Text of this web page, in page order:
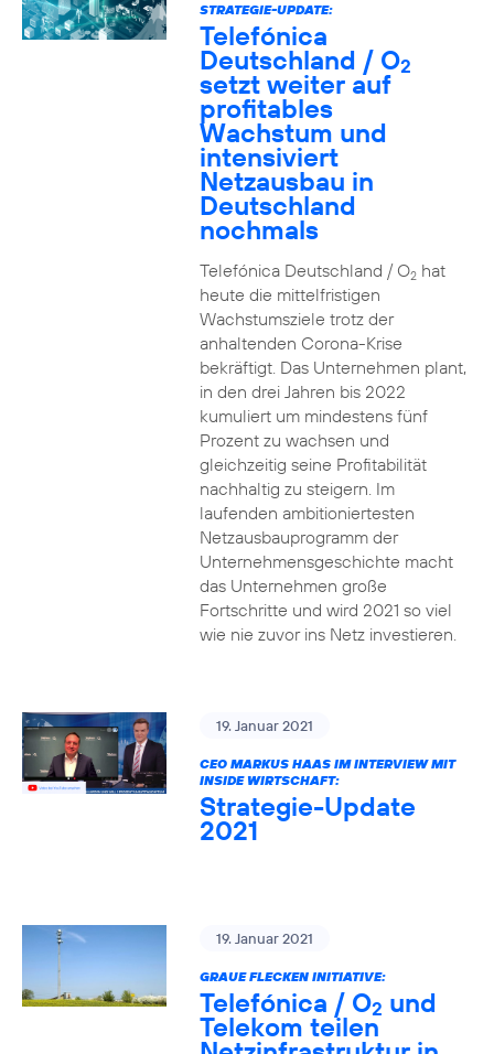
STRATEGIE-UPDATE:
Telefónica
Deutschland / O2
setzt weiter auf
profitables
Wachstum und
intensiviert
Netzausbau in
Deutschland
nochmals
Telefónica Deutschland / O2hat
heute die mittelfristigen
Wachstumsziele trotz der
anhaltenden Corona-Krise
bekräftigt. Das Unternehmen plant,
in den drei Jahren bis 2022
kumuliert um mindestens fünf
Prozent zu wachsen und
gleichzeitig seine Profitabilität
nachhaltig zu steigern. Im
laufenden ambitioniertesten
Netzausbauprogramm der
Unternehmensgeschichte macht
das Unternehmen große
Fortschritte und wird 2021 so viel
wie nie zuvor ins Netz investieren.
19. Januar 2021
CEO MARKUS HAAS IM INTERVIEW MIT
INSIDE WIRTSCHAFT:
Strategie-Update
2021
19. Januar 2021
GRAUE FLECKEN INITIATIVE:
Telefónica / O2 und
Telekom teilen